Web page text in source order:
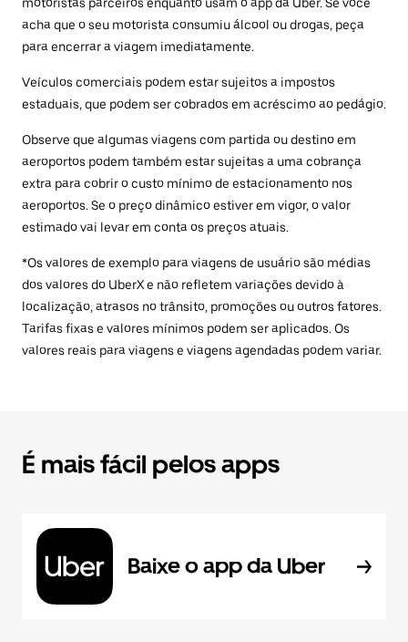
motoristas parceiros enquanto usam o app da Uber. Se você
acha que o seu motorista consumiu álcool ou drogas, peça
para encerrar a viagem imediatamente.
Veículos comerciais podem estar sujeitos a impostos
estaduais, que podem ser cobrados em acréscimo ao pedágio.
Observe que algumas viagens com partida ou destino em
aeroportos podem também estar sujeitas a uma cobrança
extra para cobrir o custo mínimo de estacionamento nos
aeroportos. Se o preço dinâmico estiver em vigor, o valor
estimado vai levar em conta os preços atuais.
*Os valores de exemplo para viagens de usuário são médias
dos valores do UberX e não refletem variações devido à
localização, atrasos no trânsito, promoções ou outros fatores.
Tarifas fixas e valores mínimos podem ser aplicados. Os
valores reais para viagens e viagens agendadas podem variar.
É mais fácil pelos apps
Baixe o app da Uber